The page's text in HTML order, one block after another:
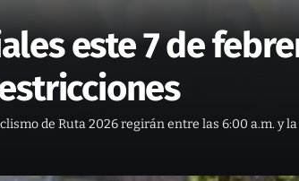
este 7 de
de Ruta 2026 regirán entre las 6:00 a.m. y